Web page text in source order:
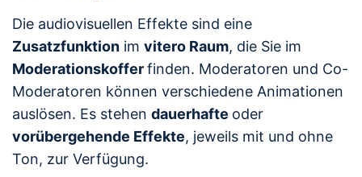
Die audiovisuellen Effekte sind eine
Zusatzfunktion im vitero Raum, die Sie im
Moderationskofferfinden. Moderatoren und Co-
Moderatoren können verschiedene Animationen
auslösen. Es stehen dauerhafte oder
vorübergehende Effekte, jeweils mit und ohne
Ton, zur Verfügung.